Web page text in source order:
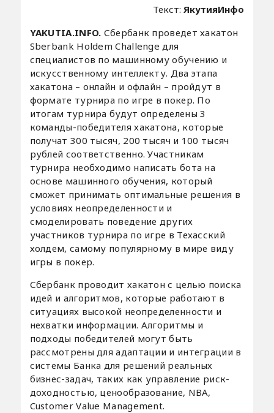
Текст:ЯкутияИнфо
YAKUTIA.INFO. Сбербанк проведет хакатон
Sberbank Holdem Challenge для
специалистов по машинному обучению и
искусственному интеллекту. Два этапа
хакатона – онлайн и офлайн – пройдут в
формате турнира по игре в покер. По
итогам турнира будут определены 3
команды-победителя хакатона, которые
получат 300 тысяч, 200 тысяч и 100 тысяч
рублей соответственно. Участникам
турнира необходимо написать бота на
основе машинного обучения, который
сможет принимать оптимальные решения в
условиях неопределенности и
смоделировать поведение других
участников турнира по игре в Техасский
холдем, самому популярному в мире виду
игры в покер.
Сбербанк проводит хакатон с целью поиска
идей и алгоритмов, которые работают в
ситуациях высокой неопределенности и
нехватки информации. Алгоритмы и
подходы победителей могут быть
рассмотрены для адаптации и интеграции в
системы Банка для решений реальных
бизнес-задач, таких как управление риск-
доходностью, ценообразование, NBA,
Customer Value Management.